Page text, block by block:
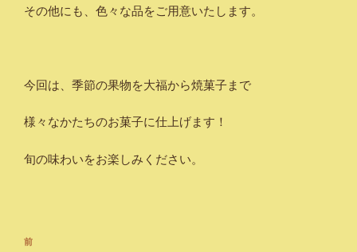
その他にも、色々な品をご用意いたします。
今回は、季節の果物を大福から焼菓子まで
様々なかたちのお菓子に仕上げます！
旬の味わいをお楽しみください。
投
過
前